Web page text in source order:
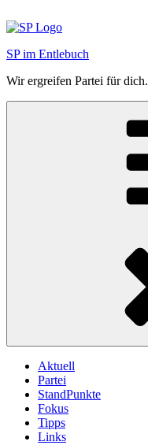
Inhalt
SP im Entlebuch
Wir ergreifen Partei für dich.
Aktuell
Partei
StandPunkte
Fokus
Tipps
Links